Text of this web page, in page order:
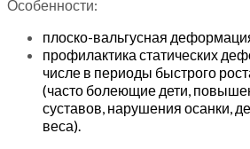
Особенности:
плоско-вальгусная
профилактика статических
числе в периоды быстрого
(часто болеющие дети,
суставов, нарушения осанки,
веса).